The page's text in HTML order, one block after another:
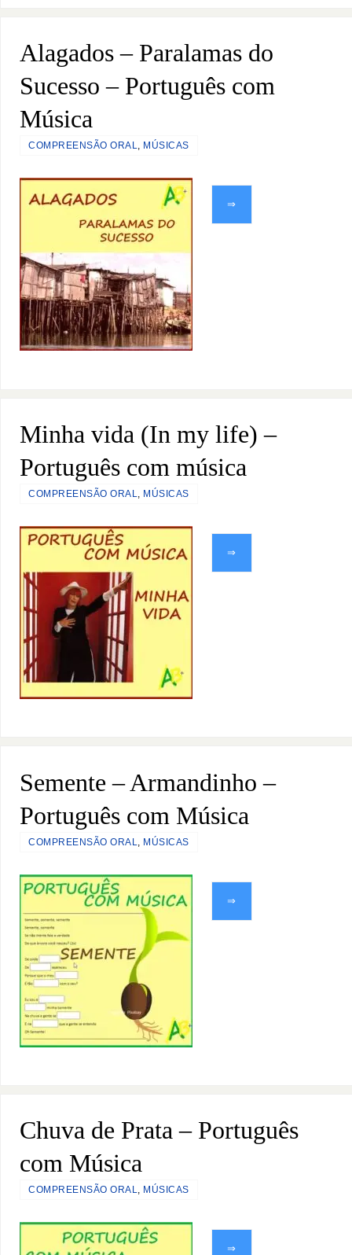
Alagados – Paralamas do
Sucesso – Português com
Música
COMPREENSÃO ORAL, MÚSICAS
⇒
Minha vida (In my life) –
Português com música
COMPREENSÃO ORAL, MÚSICAS
⇒
Semente – Armandinho –
Português com Música
COMPREENSÃO ORAL MÚSICAS
⇒
Chuva de Prata – Português
com Música
COMPREENSÃO ORAL, MÚSICAS
⇒